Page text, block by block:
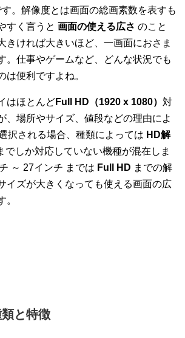
す。解像度とは画面の総画素数を表すも
すく言うと 画面の使える広さ のこと
きければ大きいほど、一画面におさま
。仕事やゲームなど、どんな状況でも
は便利ですよね。
はほとんどFull HD（1920 x 1080） 対
、場所やサイズ、値段などの理由によ
択される場合、種類によっては HD解
でしか対応していない機種が混在しま
～ 27インチ までは Full HD までの解
イズが大きくなっても使える画面の広
。
と特徴